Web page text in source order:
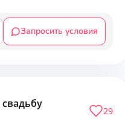
Запросить условия
29